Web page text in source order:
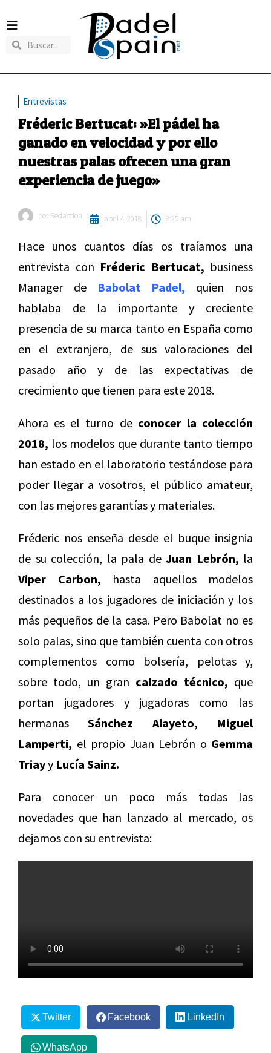
Entrevistas
Fréderic Bertucat: »El pádel ha
ganado en velocidad y por ello
nuestras palas ofrecen una gran
experiencia de juego»
por Redaccion abril 4, 2018 8:25 am
Hace unos cuantos días os traíamos una
entrevista con Fréderic Bertucat, business
Manager de Babolat Padel, quien nos
hablaba de la importante y creciente
presencia de su marca tanto en España como
en el extranjero, de sus valoraciones del
pasado año y de las expectativas de
crecimiento que tienen para este 2018.
Ahora es el turno de conocer la colección
2018, los modelos que durante tanto tiempo
han estado en el laboratorio testándose para
poder llegar a vosotros, el público amateur,
con las mejores garantías y materiales.
Fréderic nos enseña desde el buque insignia
de su colección, la pala de Juan Lebrón, la
Viper Carbon, hasta aquellos modelos
destinados a los jugadores de iniciación y los
más pequeños de la casa. Pero Babolat no es
solo palas, sino que también cuenta con otros
complementos como bolsería, pelotas y,
sobre todo, un gran calzado técnico, que
portan jugadores y jugadoras como las
hermanasSánchez Alayeto, Miguel
Lamperti, el propio Juan Lebrón o Gemma
Triayy Lucía Sainz.
Para conocer un poco más todas las
novedades que han lanzado al mercado, os
dejamos con su entrevista:
Twitter Facebook LinkedIn
WhatsApp